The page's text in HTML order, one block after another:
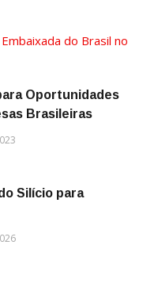
Oportunidades
Brasileiras
Silício para